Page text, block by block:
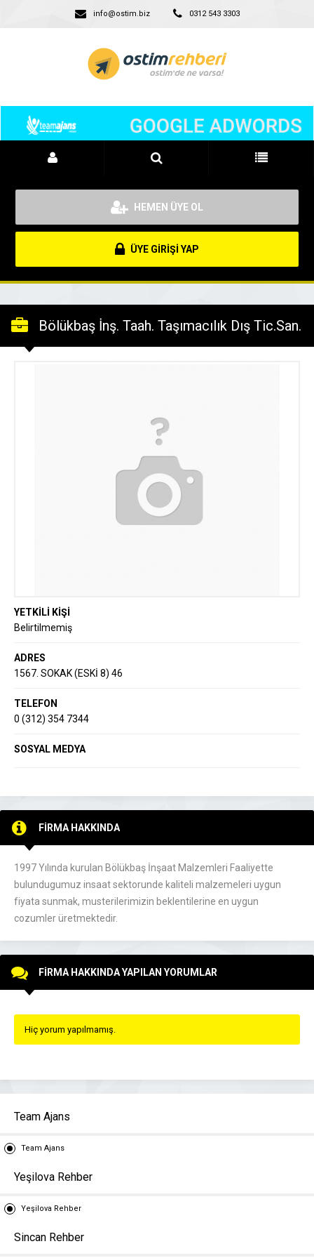
info@ostim.biz 0312 543 3303
HEMEN ÜYE OL
ÜYE GİRİŞİ YAP
Bölükbaş İnş. Taah. Taşımacılık Dış Tic.San.
YETKİLİ KİŞİ
Belirtilmemiş
ADRES
1567. SOKAK (ESKİ 8) 46
TELEFON
0 (312) 354 7344
SOSYAL MEDYA
FİRMA HAKKINDA
1997 Yılında kurulan Bölükbaş İnşaat Malzemleri Faaliyette
bulundugumuz insaat sektorunde kaliteli malzemeleri uygun
fiyata sunmak, musterilerimizin beklentilerine en uygun
cozumler üretmektedir.
FİRMA HAKKINDA YAPILAN YORUMLAR
Hiç yorum yapılmamış.
Team Ajans
Team Ajans
Yeşilova Rehber
Yeşilova Rehber
Sincan Rehber